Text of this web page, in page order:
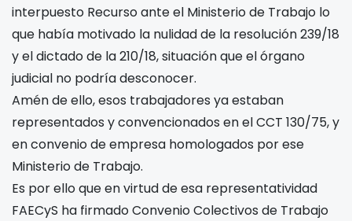
interpuesto Recurso ante el Ministerio de Trabajo lo
que había motivado la nulidad de la resolución 239/18
y el dictado de la 210/18, situación que el órgano
judicial no podría desconocer.
Amén de ello, esos trabajadores ya estaban
representados y convencionados en el CCT 130/75, y
en convenio de empresa homologados por ese
Ministerio de Trabajo.
Es por ello que en virtud de esa representatividad
FAECyS ha firmado Convenio Colectivos de Trabajo